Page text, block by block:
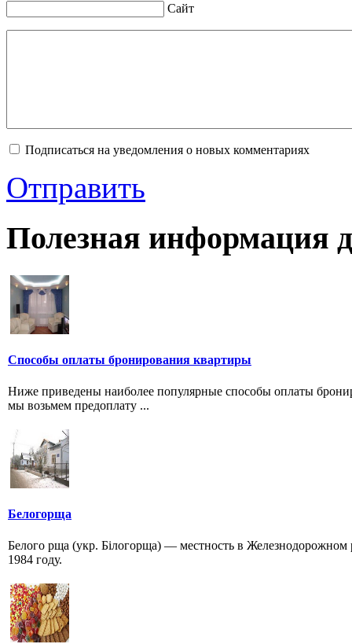
Сайт
Подписаться на уведомления о новых комментариях
Отправить
Полезная информация
Способы оплаты бронирования квартиры
Ниже приведены наиболее популярные способы оплаты
мы возьмем предоплату ...
Белогорща
Белого рща (укр. Білогорща) — местность в
1984 году.